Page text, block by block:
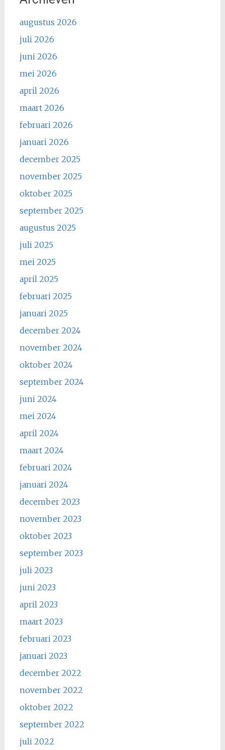
augustus 2026
juli 2026
juni 2026
mei 2026
april 2026
maart 2026
februari 2026
januari 2026
december 2025
november 2025
oktober 2025
september 2025
augustus 2025
juli 2025
mei 2025
april 2025
februari 2025
januari 2025
december 2024
november 2024
oktober 2024
september 2024
juni 2024
mei 2024
april 2024
maart 2024
februari 2024
januari 2024
december 2023
november 2023
oktober 2023
september 2023
juli 2023
juni 2023
april 2023
maart 2023
februari 2023
januari 2023
december 2022
november 2022
oktober 2022
september 2022
juli 2022